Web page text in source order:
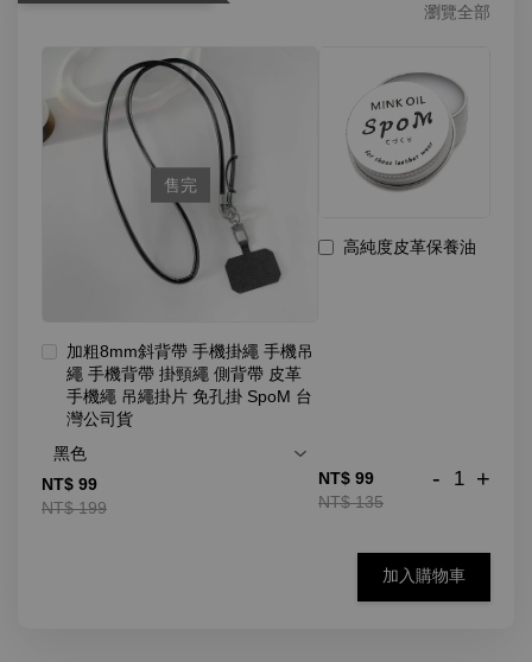
瀏覽全部
售完
加粗8mm斜背帶 手機掛繩 手機吊
繩 手機背帶 掛頸繩 側背帶 皮革
手機繩 吊繩掛片 免孔掛 SpoM 台
灣公司貨
NT$ 99
NT$ 199
高純度皮革保養油
NT$ 99
NT$ 135
- +
加入購物車